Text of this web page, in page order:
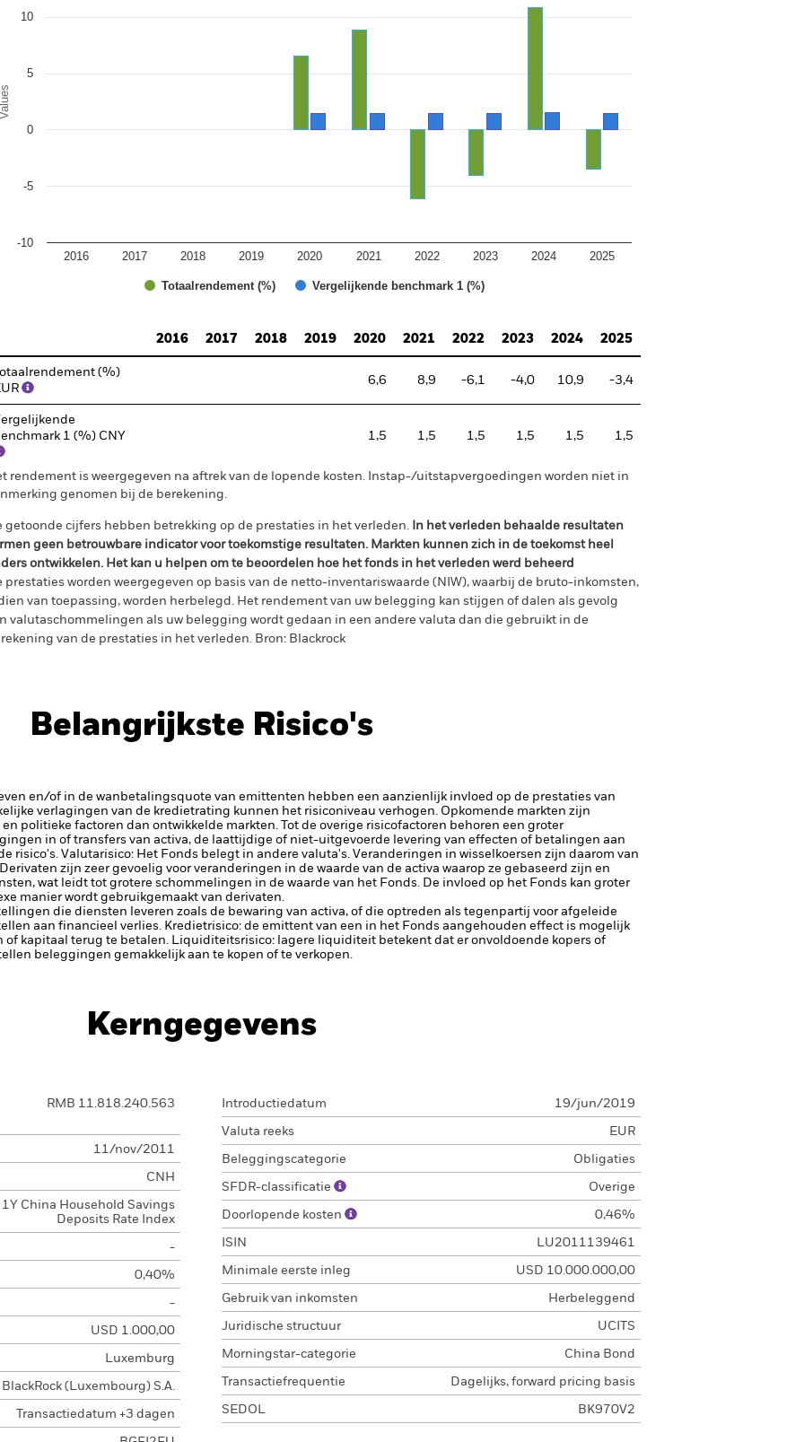
Values
Totaalrendement (%) Vergelijkende benchmark 1 (%)
2016 2017 2018 2019 2020 2021 2022 2023 2024 2025
-10
-5
0
5
10
2016
2017 2018 2019 2020 2021 2022 2023 2024 2025
Totaalrendement (%)
6,6 8,9 -6,1 -4,0 10,9 -3,4
1 (%) CNY
1,5 1,5 1,5 1,5 1,5 1,5
rendement is weergegeven na aftrek van de lopende kosten. Instap-/uitstapvergoedingen worden niet in
genomen bij de berekening.
getoonde cijfers hebben betrekking op de prestaties in het verleden. In het verleden behaalde resultaten
geen betrouwbare indicator voor toekomstige resultaten. Markten kunnen zich in de toekomst heel
ontwikkelen. Het kan u helpen om te beoordelen hoe het fonds in het verleden werd beheerd
prestaties worden weergegeven op basis van de netto-inventariswaarde (NIW), waarbij de bruto-inkomsten,
van toepassing, worden herbelegd. Het rendement van uw belegging kan stijgen of dalen als gevolg
valutaschommelingen als uw belegging wordt gedaan in een andere valuta dan die gebruikt in de
van de prestaties in het verleden. Bron: Blackrock
Belangrijkste Risico's
en/of in de wanbetalingsquote van emittenten hebben een aanzienlijk invloed op de prestaties van
verlagingen van de kredietrating kunnen het risiconiveau verhogen. Opkomende markten zijn
politieke factoren dan ontwikkelde markten. Tot de overige risicofactoren behoren een groter
in of transfers van activa, de laattijdige of niet-uitgevoerde levering van effecten of betalingen aan
risico's. Valutarisico: Het Fonds belegt in andere valuta's. Veranderingen in wisselkoersen zijn daarom van
Derivaten zijn zeer gevoelig voor veranderingen in de waarde van de activa waarop ze gebaseerd zijn en
wat leidt tot grotere schommelingen in de waarde van het Fonds. De invloed op het Fonds kan groter
manier wordt gebruikgemaakt van derivaten.
die diensten leveren zoals de bewaring van activa, of die optreden als tegenpartij voor afgeleide
aan financieel verlies. Kredietrisico: de emittent van een in het Fonds aangehouden effect is mogelijk
of kapitaal terug te betalen. Liquiditeitsrisico: lagere liquiditeit betekent dat er onvoldoende kopers of
beleggingen gemakkelijk aan te kopen of te verkopen.
Kerngegevens
RMB 11.818.240.563
11/nov/2011
CNH
1Y China Household Savings
Deposits Rate Index
-
0,40%
-
USD 1.000,00
Luxemburg
BlackRock (Luxembourg) S.A.
Transactiedatum +3 dagen
Introductiedatum 19/jun/2019
Valuta reeks EUR
Beleggingscategorie Obligaties
SFDR-classificatie Overige
Doorlopende kosten 0,46%
ISIN LU2011139461
Minimale eerste inleg USD 10.000.000,00
Gebruik van inkomsten Herbeleggend
Juridische structuur UCITS
Morningstar-categorie China Bond
Transactiefrequentie Dagelijks, forward pricing basis
SEDOL BK970V2